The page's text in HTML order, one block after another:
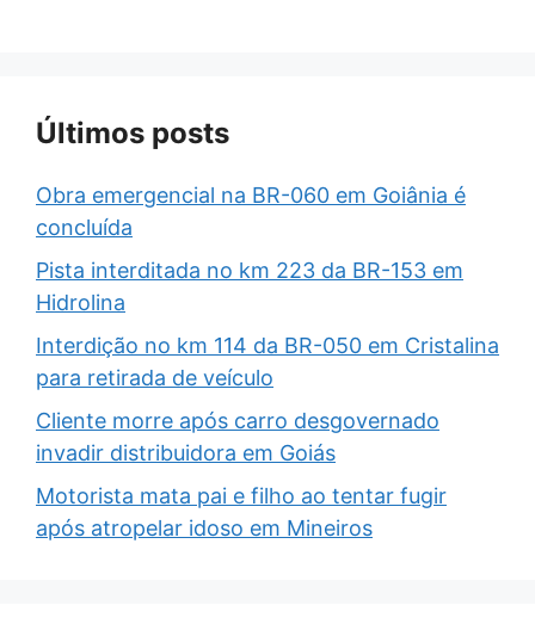
Últimos posts
Obra emergencial na BR-060 em Goiânia é
concluída
Pista interditada no km 223 da BR-153 em
Hidrolina
Interdição no km 114 da BR-050 em Cristalina
para retirada de veículo
Cliente morre após carro desgovernado
invadir distribuidora em Goiás
Motorista mata pai e filho ao tentar fugir
após atropelar idoso em Mineiros